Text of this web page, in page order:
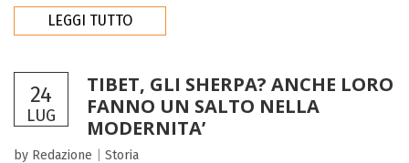
LEGGI TUTTO
24
LUG
TIBET, GLI SHERPA? ANCHE LORO
FANNO UN SALTO NELLA
MODERNITA’
by Redazione Storia